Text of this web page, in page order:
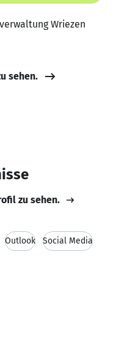
Wriezen
sehen.
zu sehen.
Outlook Social Media